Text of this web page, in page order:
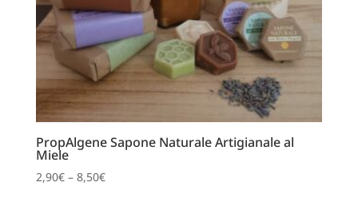
PropAlgene Sapone Naturale Artigianale al
Miele
2,90€– 8,50€